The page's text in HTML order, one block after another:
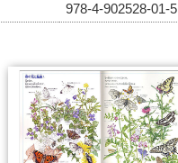
978-4-902528-01-5